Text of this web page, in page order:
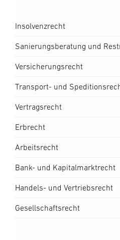
Insolvenzrecht
Sanierungsberatung und
Versicherungsrecht
Transport- und
Vertragsrecht
Erbrecht
Arbeitsrecht
Bank- und Kapitalmarktrecht
Handels- und Vertriebsrecht
Gesellschaftsrecht